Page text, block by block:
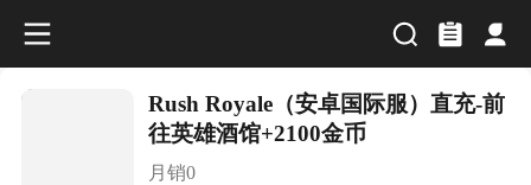
Rush Royale（安卓国际服）直充-前
往英雄酒馆+2100金币
月销0